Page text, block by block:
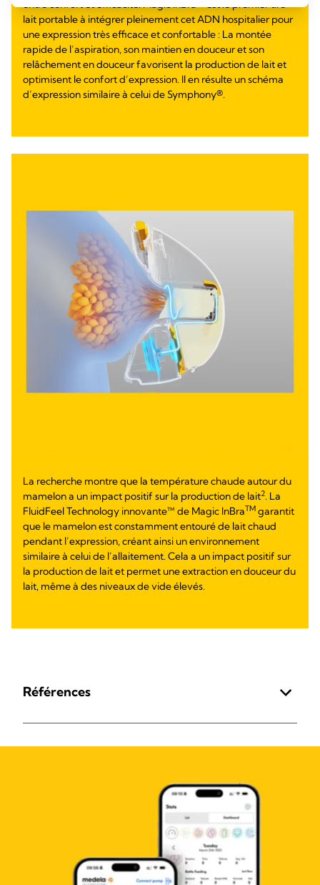
entre confort et efficacité. Magic InBra™ est le premier tire-
lait portable à intégrer pleinement cet ADN hospitalier pour
une expression très efficace et confortable : La montée
rapide de l’aspiration, son maintien en douceur et son
relâchement en douceur favorisent la production de lait et
optimisent le confort d’expression. Il en résulte un schéma
d’expression similaire à celui de Symphony®.
La recherche montre que la température chaude autour du
mamelon a un impact positif sur la production de lait2. La
FluidFeel Technology innovante™ de Magic InBraTM garantit
que le mamelon est constamment entouré de lait chaud
pendant l’expression, créant ainsi un environnement
similaire à celui de l’allaitement. Cela a un impact positif sur
la production de lait et permet une extraction en douceur du
lait, même à des niveaux de vide élevés.
Références